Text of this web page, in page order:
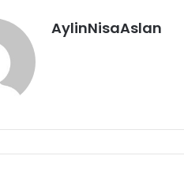
AylinNisaAslan